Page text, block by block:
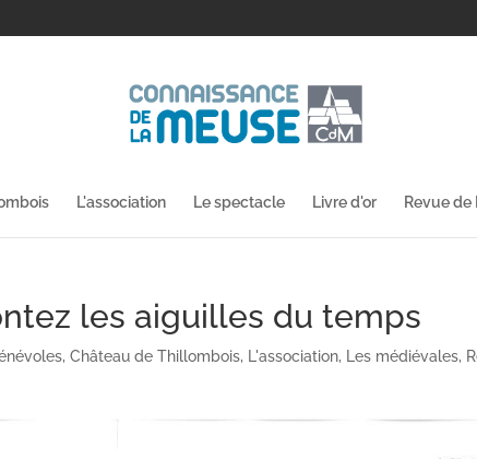
L'association Le spectacle Livre d'or Revue de
les aiguilles du temps
,Château de Thillombois, L'association, Les médiévales,